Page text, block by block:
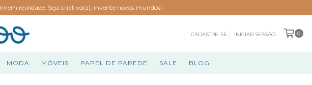
realidade. Seja criativo(a), invente novos mundos!
CADASTRE-SE INICIAR SESSÃO 0
MODA MÓVEIS PAPEL DE PAREDE SALE BLOG